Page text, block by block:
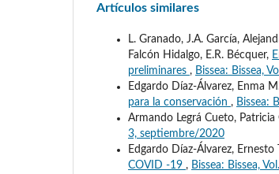
Artículos similares
L. Granado, J.A. García,
Falcón Hidalgo, E.R. Bécquer,
preliminares , Bissea: Bissea,
Edgardo Díaz-Álvarez, Enma
para la conservación , Bissea:
Armando Legrá Cueto, Patricia
3, septiembre/2020
Edgardo Díaz-Álvarez, Ernesto
COVID -19 , Bissea: Bissea,